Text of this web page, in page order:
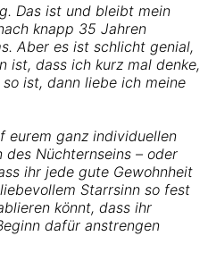
Das ist und bleibt mein
knapp 35 Jahren
Aber es ist schlicht genial,
ist, dass ich kurz mal denke,
ist, dann liebe ich meine
eurem ganz individuellen
Nüchternseins – oder
ihr jede gute Gewohnheit
Starrsinn so fest
könnt, dass ihr
dafür anstrengen